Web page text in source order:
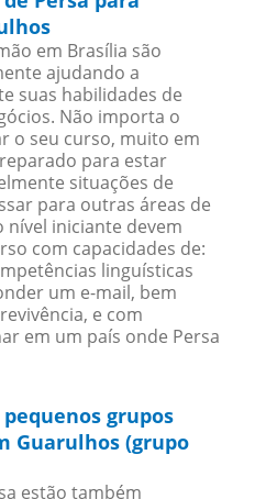
em Brasília são
ajudando a
suas habilidades de
Não importa o
o seu curso, muito em
para estar
situações de
para outras áreas de
nível iniciante devem
com capacidades de:
linguísticas
um e-mail, bem
e com
em um país onde Persa
grupos
Guarulhos (grupo
estão também